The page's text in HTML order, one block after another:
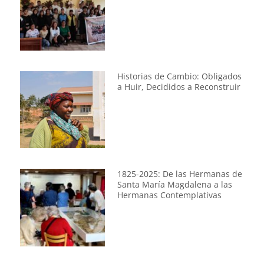
Historias de Cambio: Obligados
a Huir, Decididos a Reconstruir
1825-2025: De las Hermanas de
Santa María Magdalena a las
Hermanas Contemplativas